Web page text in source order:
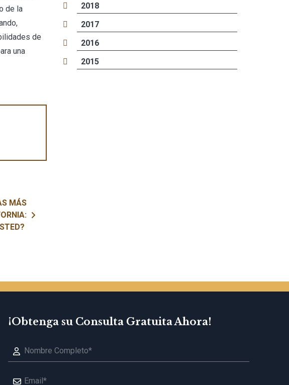
de la
de
una
MÁS
2018
2017
2016
2015
¡Obtenga su Consulta Gratuita Ahora!